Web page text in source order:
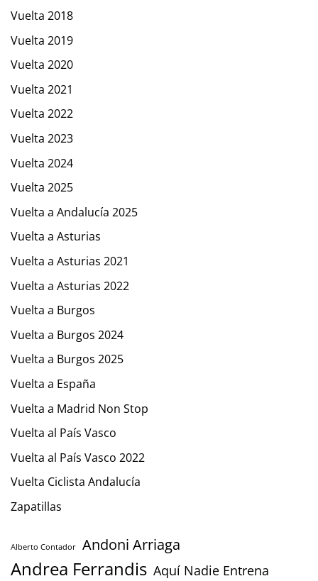
Vuelta 2018
Vuelta 2019
Vuelta 2020
Vuelta 2021
Vuelta 2022
Vuelta 2023
Vuelta 2024
Vuelta 2025
Vuelta a Andalucía 2025
Vuelta a Asturias
Vuelta a Asturias 2021
Vuelta a Asturias 2022
Vuelta a Burgos
Vuelta a Burgos 2024
Vuelta a Burgos 2025
Vuelta a España
Vuelta a Madrid Non Stop
Vuelta al País Vasco
Vuelta al País Vasco 2022
Vuelta Ciclista Andalucía
Zapatillas
Alberto Contador Andoni Arriaga
Andrea Ferrandis Aquí Nadie Entrena